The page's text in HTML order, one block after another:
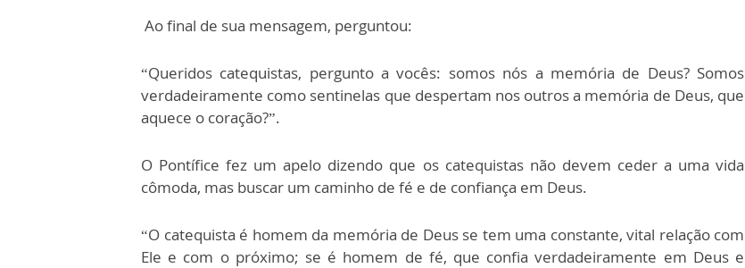
Ao final de sua mensagem, perguntou:
“Queridos catequistas, pergunto a vocês: somos nós a memória de Deus? Somos
verdadeiramente como sentinelas que despertam nos outros a memória de Deus, que
aquece o coração?”.
O Pontífice fez um apelo dizendo que os catequistas não devem ceder a uma vida
cômoda, mas buscar um caminho de fé e de confiança em Deus.
“O catequista é homem da memória de Deus se tem uma constante, vital relação com
Ele e com o próximo; se é homem de fé, que confia verdadeiramente em Deus e